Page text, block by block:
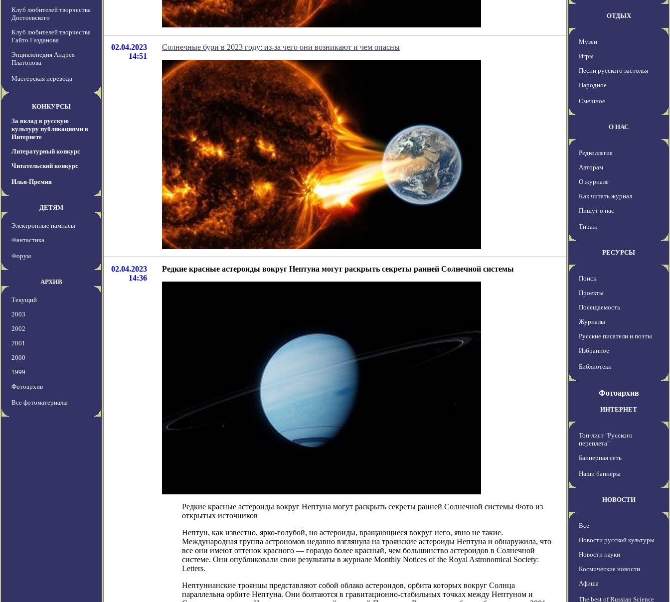
Клуб любителей творчества
Достоевского
Клуб любителей творчества
Гайто Газданова
Энциклопедия Андрея
Платонова
Мастерская перевода
КОНКУРСЫ
За вклад в русскую
культуру публикациями в
Интернете
Литературный конкурс
Читательский конкурс
Илья-Премия
ДЕТЯМ
Электронные пампасы
Фантастика
Форум
АРХИВ
Текущий
2003
2002
2001
2000
1999
Фотоархив
Все фотоматериалы
02.04.2023
14:51
Солнечные бури в 2023 году: из-за чего они возникают и чем опасны
02.04.2023
14:36
Редкие красные астероиды вокруг Нептуна могут раскрыть секреты ранней Солнечной системы
Редкие красные астероиды вокруг Нептуна могут раскрыть секреты ранней Солнечной системы Фото из
открытых источников
Нептун, как известно, ярко-голубой, но астероиды, вращающиеся вокруг него, явно не такие.
Международная группа астрономов недавно взглянула на троянские астероиды Нептуна и обнаружила, что
все они имеют оттенок красного — гораздо более красный, чем большинство астероидов в Солнечной
системе. Они опубликовали свои результаты в журнале Monthly Notices of the Royal Astronomical Society:
Letters.
Нептунианские троянцы представляют собой облако астероидов, орбита которых вокруг Солнца
параллельна орбите Нептуна. Они болтаются в гравитационно-стабильных точках между Нептуном и
ОТДЫХ
Музеи
Игры
Песни русского застолья
Народное
Смешное
О НАС
Редколлегия
Авторам
О журнале
Как читать журнал
Пишут о нас
Тираж
РЕСУРСЫ
Поиск
Проекты
Посещаемость
Журналы
Русские писатели и поэты
Избранное
Библиотеки
Фотоархив
ИНТЕРНЕТ
Топ-лист "Русского
переплета"
Баннерная сеть
Наши баннеры
НОВОСТИ
Все
Новости русской культуры
Новости науки
Космические новости
Афиша
The best of Russian Science